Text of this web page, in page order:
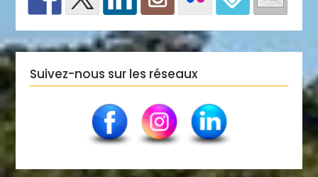
Suivez-nous sur les réseaux